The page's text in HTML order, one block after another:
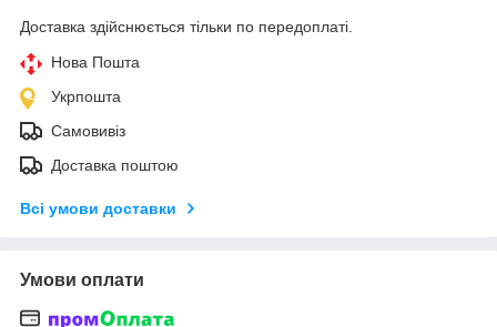
Доставка здійснюється тільки по передоплаті.
Нова Пошта
Укрпошта
Самовивіз
Доставка поштою
Всі умови доставки
Умови оплати